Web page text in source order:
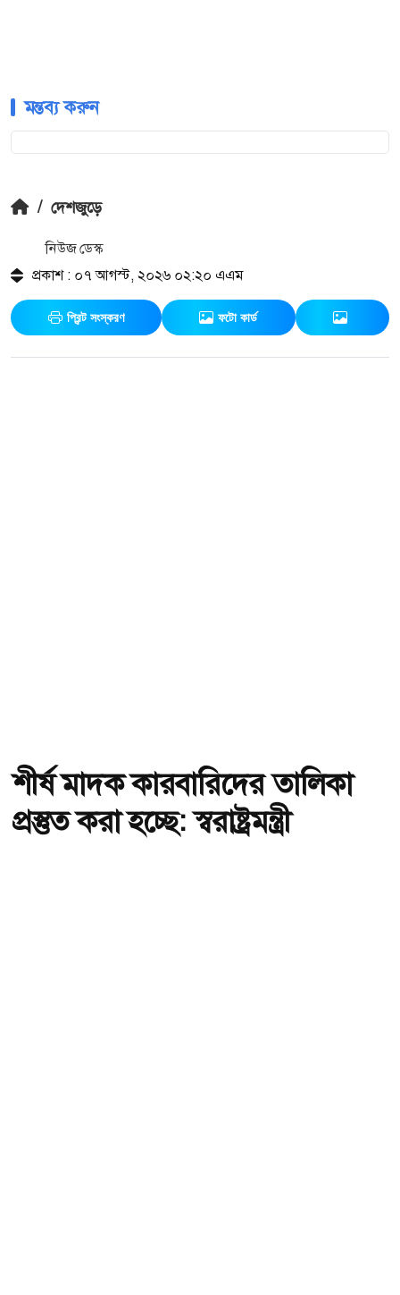
মন্তব্য করুন
/ দেশজুড়ে
নিউজ ডেস্ক
প্রকাশ : ০৭ আগস্ট, ২০২৬ ০২:২০ এএম
প্রিন্ট সংস্করণ ফটো কার্ড
শীর্ষ মাদক কারবারিদের তালিকা
প্রস্তুত করা হচ্ছে: স্বরাষ্ট্রমন্ত্রী